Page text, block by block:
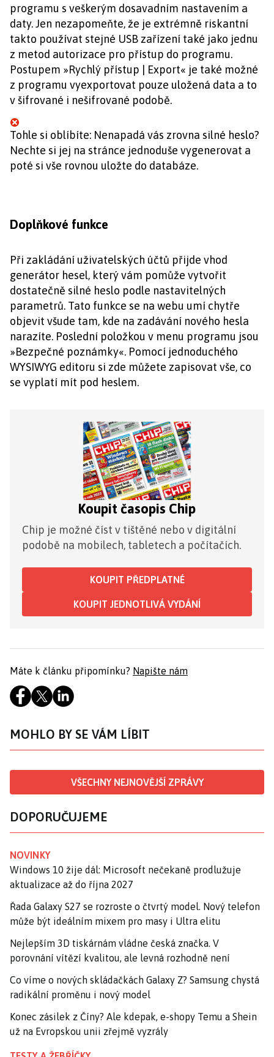
programu s veškerým dosavadním nastavením a
daty. Jen nezapomeňte, že je extrémně riskantní
takto používat stejné USB zařízení také jako jednu
z metod autorizace pro přístup do programu.
Postupem »Rychlý přístup | Export« je také možné
z programu vyexportovat pouze uložená data a to
v šifrované i nešifrované podobě.
Tohle si oblíbíte: Nenapadá vás zrovna silné heslo?
Nechte si jej na stránce jednoduše vygenerovat a
poté si vše rovnou uložte do databáze.
Doplňkové funkce
Při zakládání uživatelských účtů přijde vhod
generátor hesel, který vám pomůže vytvořit
dostatečně silné heslo podle nastavitelných
parametrů. Tato funkce se na webu umí chytře
objevit všude tam, kde na zadávání nového hesla
narazíte. Poslední položkou v menu programu jsou
»Bezpečné poznámky«. Pomocí jednoduchého
WYSIWYG editoru si zde můžete zapisovat vše, co
se vyplatí mít pod heslem.
Koupit časopis Chip
Chip je možné číst v tištěné nebo v digitální
podobě na mobilech, tabletech a počítačích.
KOUPIT PŘEDPLATNÉ
KOUPIT JEDNOTLIVÁ VYDÁNÍ
Máte k článku připomínku? Napište nám
MOHLO BY SE VÁM LÍBIT
VŠECHNY NEJNOVĚJŠÍ ZPRÁVY
DOPORUČUJEME
NOVINKY
Windows 10 žije dál: Microsoft nečekaně prodlužuje
aktualizace až do října 2027
Řada Galaxy S27 se rozroste o čtvrtý model. Nový telefon
může být ideálním mixem pro masy i Ultra elitu
Nejlepším 3D tiskárnám vládne česká značka. V
porovnání vítězí kvalitou, ale levná rozhodně není
Co víme o nových skládačkách Galaxy Z? Samsung chystá
radikální proměnu i nový model
Konec zásilek z Číny? Ale kdepak, e-shopy Temu a Shein
už na Evropskou unii zřejmě vyzrály